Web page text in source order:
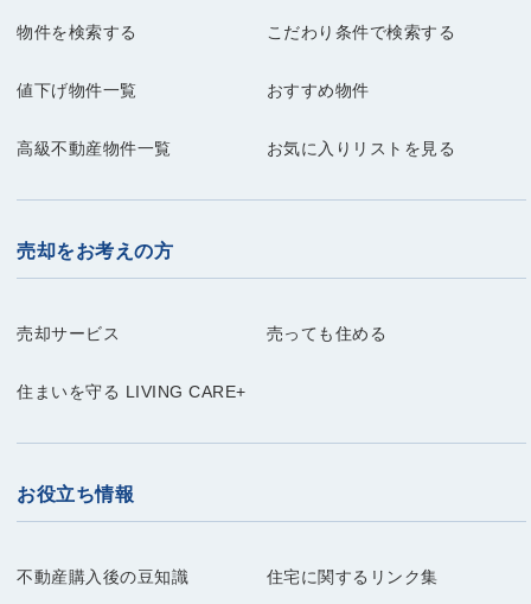
物件を検索する こだわり条件で検索する
値下げ物件一覧 おすすめ物件
高級不動産物件一覧 お気に入りリストを見る
売却をお考えの方
売却サービス 売っても住める
住まいを守る LIVING CARE+
お役立ち情報
不動産購入後の豆知識 住宅に関するリンク集